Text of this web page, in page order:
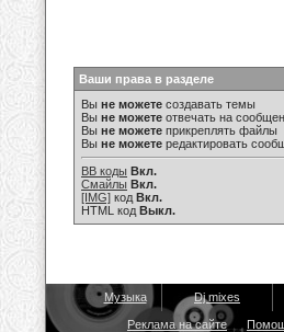
Ваши права в разделе
Вы не можете создавать темы
Вы не можете отвечать на
Вы не можете прикреплять файлы
Вы не можете редактировать
BB коды Вкл.
Смайлы Вкл.
[IMG] код Вкл.
HTML код Выкл.
Музыка Dj mixes
Реклама на сайте